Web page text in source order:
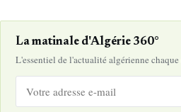
La matinale d'Algérie 360°
L'essentiel de l'actualité algérienne